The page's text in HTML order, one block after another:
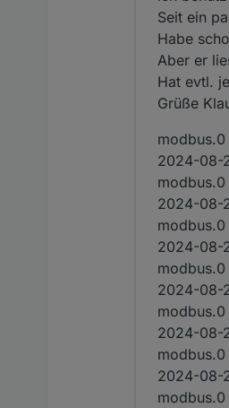
Seit ein
Habe
Aber er
Hat evtl.
Grüße
modbus.0
2024-08-
modbus.0
2024-08-
modbus.0
2024-08-
modbus.0
2024-08-
modbus.0
2024-08-
modbus.0
2024-08-
modbus.0